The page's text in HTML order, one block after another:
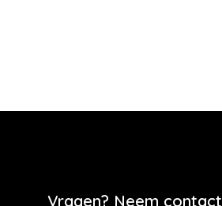
Vragen? Neem contact